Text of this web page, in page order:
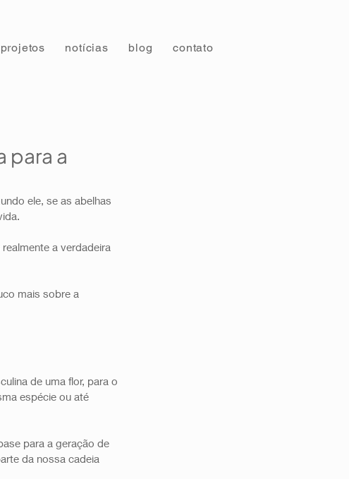
projetos notícias blog contato
para a
ele, se as abelhas
a verdadeira
mais sobre a
de uma flor, para o
espécie ou até
para a geração de
da nossa cadeia